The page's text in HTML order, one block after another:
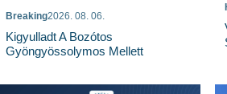
Breaking2026. 08. 06.
Kigyulladt A Bozótos
Gyöngyössolymos Mellett